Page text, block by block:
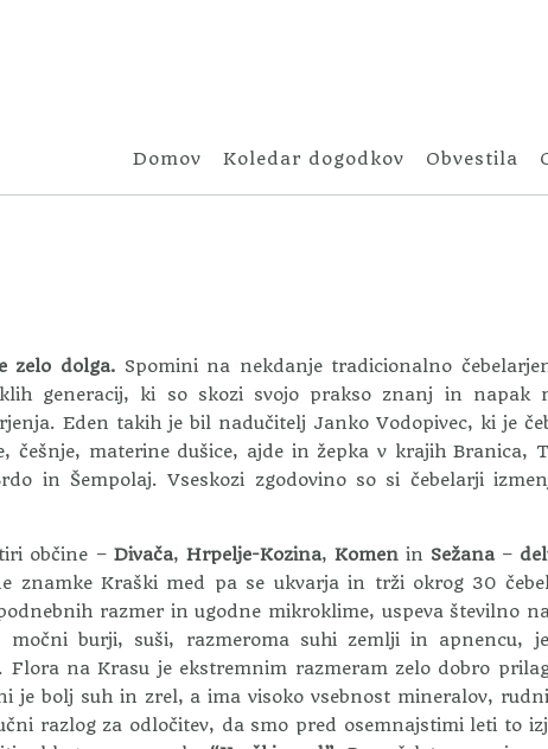
Domov Koledar dogodkov Obvestila
zelo dolga. Spomini na nekdanje tradicionalno
generacij, ki so skozi svojo prakso znanj in napak
Eden takih je bil nadučitelj Janko Vodopivec, ki je
češnje, materine dušice, ajde in žepka v krajih Branica,
in Šempolaj.Vseskozi zgodovino so si čebelarji
občine – Divača, Hrpelje-Kozina, Komenin Sežana–
znamke Kraški med pa se ukvarja in trži okrog 30
razmer in ugodne mikroklime, uspeva številno
močni burji, suši, razmeroma suhi zemlji in apnencu,
na Krasu je ekstremnim razmeram zelo dobro
je bolj suh in zrel, a ima visoko vsebnost mineralov,
razlog za odločitev, da smo pred osemnajstimi leti to